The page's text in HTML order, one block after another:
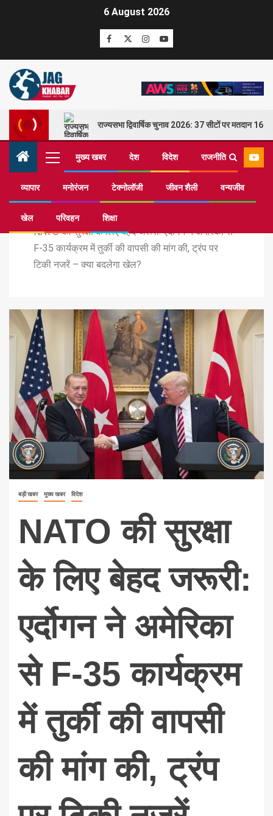
6 August 2026
राज्यसभा द्विवार्षिक चुनाव 2026: 37 सीटों पर मतदान 16
मुख्य खबर देश विदेश राजनीति
व्यापार मनोरंजन टेक्नोलॉजी जीवन शैली वन्यजीव
खेल परिवहन शिक्षा
Home
मुख्य खबर
NATO की सुरक्षा के लिए बेहद जरूरी: एर्दोगन ने अमेरिका से
F-35 कार्यक्रम में तुर्की की वापसी की मांग की, ट्रंप पर
टिकी नजरें – क्या बदलेगा खेल?
बड़ी खबर मुख्य खबर विदेश
NATO की सुरक्षा
के लिए बेहद जरूरी:
एर्दोगन ने अमेरिका
से F-35 कार्यक्रम
में तुर्की की वापसी
की मांग की, ट्रंप